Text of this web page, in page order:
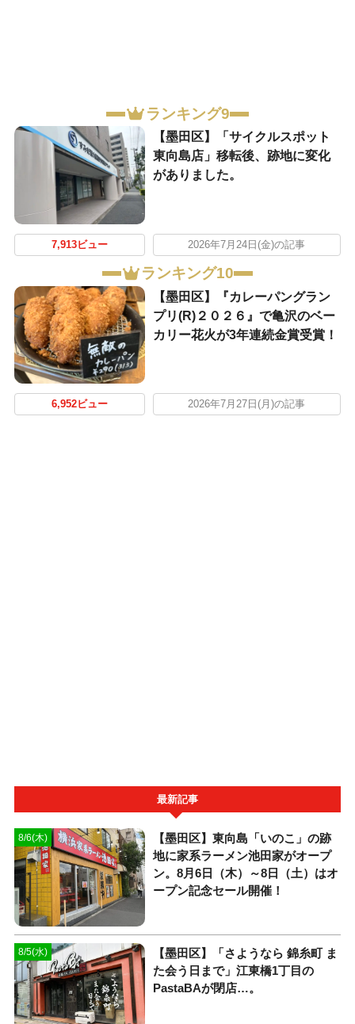
ランキング9
【墨田区】「サイクルスポット
東向島店」移転後、跡地に変化
がありました。
7,913ビュー 2026年7月24日(金)の記事
ランキング10
【墨田区】『カレーパングラン
プリ(R)２０２６』で亀沢のベー
カリー花火が3年連続金賞受賞！
6,952ビュー 2026年7月27日(月)の記事
最新記事
8/6(木)
【墨田区】東向島「いのこ」の跡
地に家系ラーメン池田家がオープ
ン。8月6日（木）～8日（土）はオ
ープン記念セール開催！
8/5(水)
【墨田区】「さようなら 錦糸町 ま
た会う日まで」江東橋1丁目の
PastaBAが閉店…。